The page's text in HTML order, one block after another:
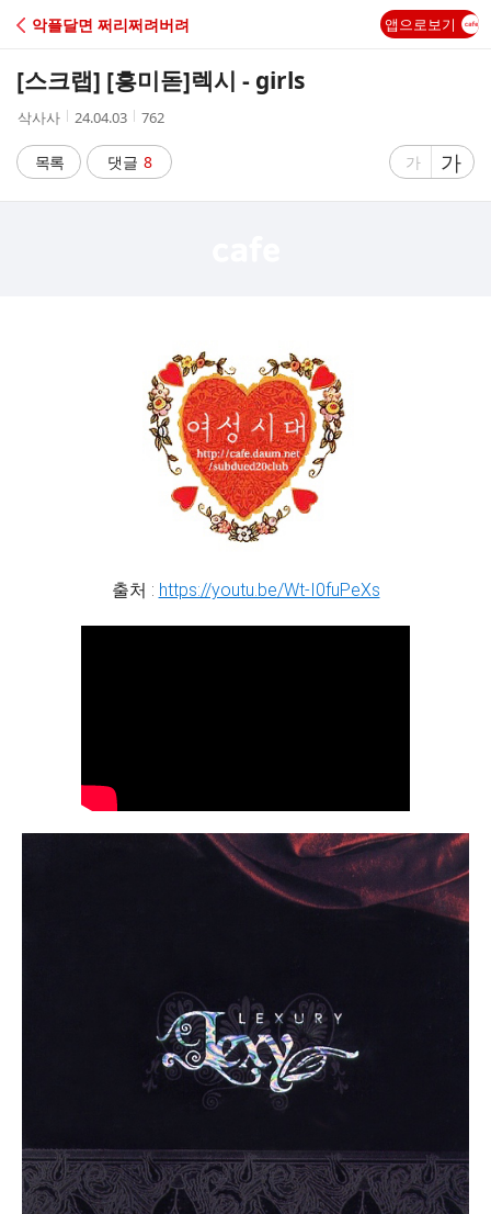
C
A
악플달면 쩌리쩌려버려 앱으로보기
[스크랩] [흥미돋]렉시 - girls
작
자
삭사사
작
시
간
24.04.03
조
수
762
목록 댓글 8
글
가
글
자
가
출처 : https://youtu.be/Wt-I0fuPeXs